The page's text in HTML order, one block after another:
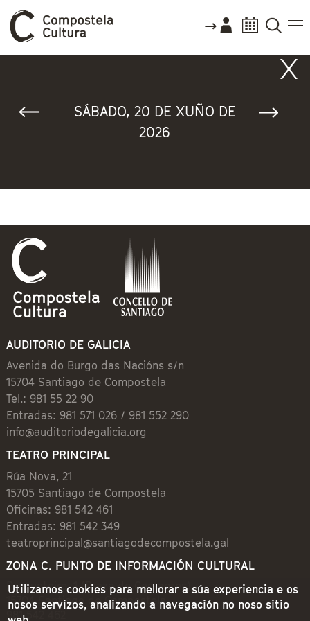
SÁBADO, 20 DE XUÑO DE
2026
AUDITORIO DE GALICIA
Avenida do Burgo das Nacións s/n
15704 Santiago de Compostela
Tel.: 981 55 22 90
Entradas: 981 571 026 / 981 552 290
info@auditoriodegalicia.org
TEATRO PRINCIPAL
Rúa Nova, 21
15705 Santiago de Compostela
Oficinas: 981 542 461
Entradas: 981 542 349
teatroprincipal@santiagodecompostela.gal
ZONA C. PUNTO DE INFORMACIÓN CULTURAL
Preguntoiro, 1 (Praza de Cervantes)
15704 Santiago de Compostela
981 542 462
Utilizamos cookies para mellorar a súa experiencia e os
nosos servizos, analizando a navegación no noso sitio